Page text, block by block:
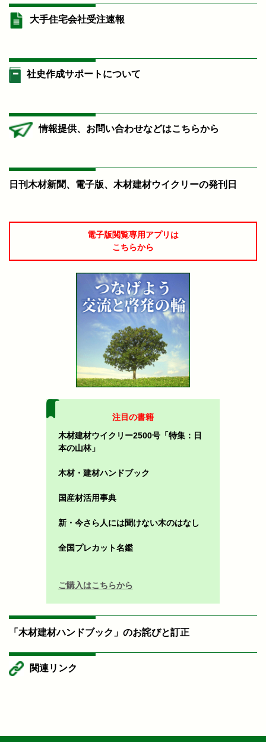
大手住宅会社受注速報
社史作成サポートについて
情報提供、お問い合わせなどはこちらから
日刊木材新聞、電子版、木材建材ウイクリーの発刊日
電子版閲覧専用アプリは
こちらから
注目の書籍
木材建材ウイクリー2500号「特集：日
本の山林」
木材・建材ハンドブック
国産材活用事典
新・今さら人には聞けない木のはなし
全国プレカット名鑑
ご購入はこちらから
「木材建材ハンドブック」のお詫びと訂正
関連リンク